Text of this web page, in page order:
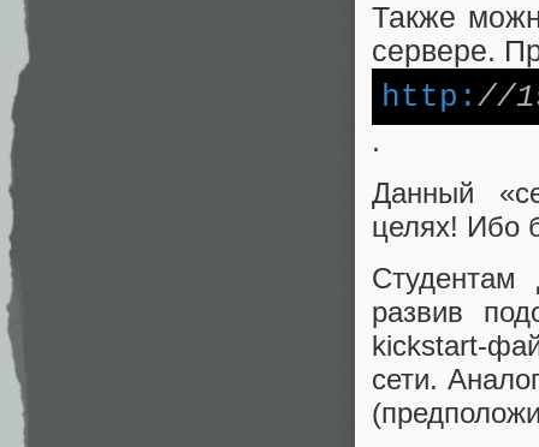
Также
сервере.
http://
.
Данный
целях! Ибо
развив
kickstart-
сети.